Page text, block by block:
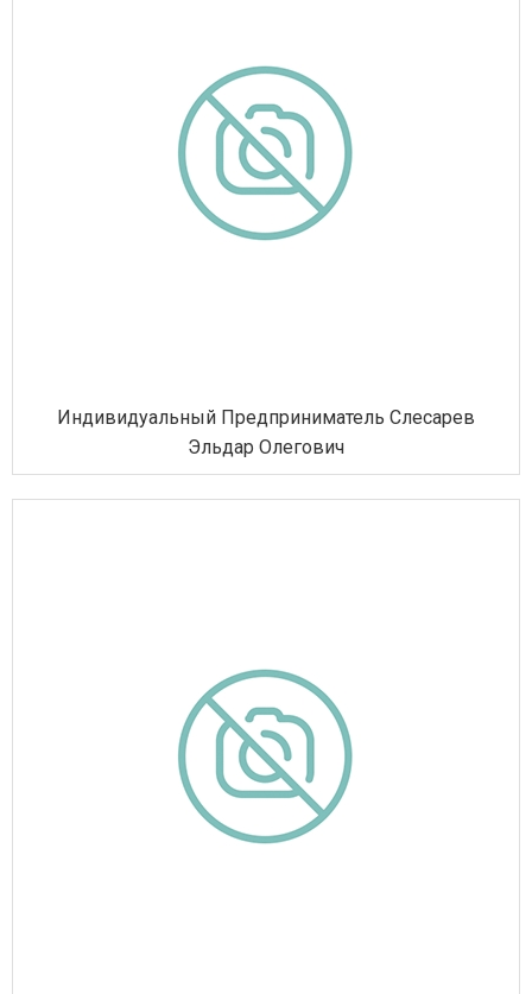
Индивидуальный Предприниматель Слесарев
Эльдар Олегович